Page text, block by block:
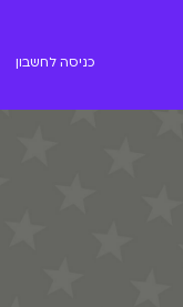
כניסה לחשבון